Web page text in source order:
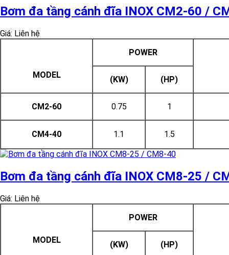
Bơm đa tầng cánh đĩa INOX CM2-60 /
Giá: Liên hệ
MODEL
POWER
(KW) (HP)
CM2-60 0.75 1
CM4-40 1.1 1.5
Bơm đa tầng cánh đĩa INOX CM8-25 /
Giá: Liên hệ
MODEL
POWER
(KW) (HP)